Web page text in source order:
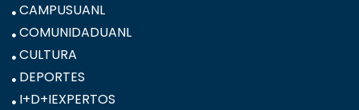
CAMPUSUANL
COMUNIDADUANL
CULTURA
DEPORTES
I+D+IEXPERTOS